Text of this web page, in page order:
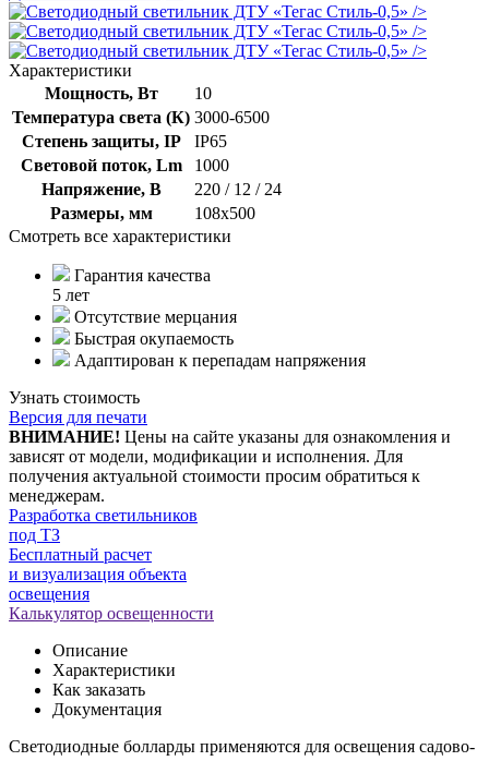
/>
/>
/>
Характеристики
Мощность, Вт
10
Температура света (К) 3000-6500
Степень защиты, IP
IP65
Световой поток, Lm
1000
Напряжение, В
220 / 12 / 24
Размеры, мм
108х500
Смотреть все характеристики
Гарантия качества
5 лет
Отсутствие мерцания
Быстрая окупаемость
Адаптирован к перепадам напряжения
Узнать стоимость
Версия для печати
ВНИМАНИЕ! Цены на сайте указаны для ознакомления и
зависят от модели, модификации и исполнения. Для
получения актуальной стоимости просим обратиться к
менеджерам.
Разработка светильников
под ТЗ
Бесплатный расчет
и визуализация объекта
освещения
Калькулятор освещенности
Описание
Характеристики
Как заказать
Документация
Светодиодные болларды применяются для освещения садово-